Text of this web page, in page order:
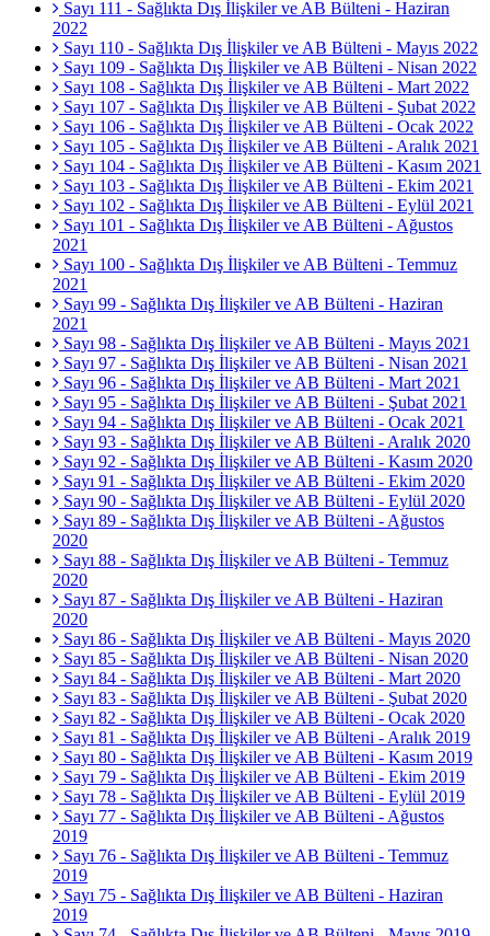
Sayı 111 - Sağlıkta Dış İlişkiler ve AB Bülteni - Haziran
2022
Sayı 110 - Sağlıkta Dış İlişkiler ve AB Bülteni - Mayıs 2022
Sayı 109 - Sağlıkta Dış İlişkiler ve AB Bülteni - Nisan 2022
Sayı 108 - Sağlıkta Dış İlişkiler ve AB Bülteni - Mart 2022
Sayı 107 - Sağlıkta Dış İlişkiler ve AB Bülteni - Şubat 2022
Sayı 106 - Sağlıkta Dış İlişkiler ve AB Bülteni - Ocak 2022
Sayı 105 - Sağlıkta Dış İlişkiler ve AB Bülteni - Aralık 2021
Sayı 104 - Sağlıkta Dış İlişkiler ve AB Bülteni - Kasım 2021
Sayı 103 - Sağlıkta Dış İlişkiler ve AB Bülteni - Ekim 2021
Sayı 102 - Sağlıkta Dış İlişkiler ve AB Bülteni - Eylül 2021
Sayı 101 - Sağlıkta Dış İlişkiler ve AB Bülteni - Ağustos
2021
Sayı 100 - Sağlıkta Dış İlişkiler ve AB Bülteni - Temmuz
2021
Sayı 99 - Sağlıkta Dış İlişkiler ve AB Bülteni - Haziran
2021
Sayı 98 - Sağlıkta Dış İlişkiler ve AB Bülteni - Mayıs 2021
Sayı 97 - Sağlıkta Dış İlişkiler ve AB Bülteni - Nisan 2021
Sayı 96 - Sağlıkta Dış İlişkiler ve AB Bülteni - Mart 2021
Sayı 95 - Sağlıkta Dış İlişkiler ve AB Bülteni - Şubat 2021
Sayı 94 - Sağlıkta Dış İlişkiler ve AB Bülteni - Ocak 2021
Sayı 93 - Sağlıkta Dış İlişkiler ve AB Bülteni - Aralık 2020
Sayı 92 - Sağlıkta Dış İlişkiler ve AB Bülteni - Kasım 2020
Sayı 91 - Sağlıkta Dış İlişkiler ve AB Bülteni - Ekim 2020
Sayı 90 - Sağlıkta Dış İlişkiler ve AB Bülteni - Eylül 2020
Sayı 89 - Sağlıkta Dış İlişkiler ve AB Bülteni - Ağustos
2020
Sayı 88 - Sağlıkta Dış İlişkiler ve AB Bülteni - Temmuz
2020
Sayı 87 - Sağlıkta Dış İlişkiler ve AB Bülteni - Haziran
2020
Sayı 86 - Sağlıkta Dış İlişkiler ve AB Bülteni - Mayıs 2020
Sayı 85 - Sağlıkta Dış İlişkiler ve AB Bülteni - Nisan 2020
Sayı 84 - Sağlıkta Dış İlişkiler ve AB Bülteni - Mart 2020
Sayı 83 - Sağlıkta Dış İlişkiler ve AB Bülteni - Şubat 2020
Sayı 82 - Sağlıkta Dış İlişkiler ve AB Bülteni - Ocak 2020
Sayı 81 - Sağlıkta Dış İlişkiler ve AB Bülteni - Aralık 2019
Sayı 80 - Sağlıkta Dış İlişkiler ve AB Bülteni - Kasım 2019
Sayı 79 - Sağlıkta Dış İlişkiler ve AB Bülteni - Ekim 2019
Sayı 78 - Sağlıkta Dış İlişkiler ve AB Bülteni - Eylül 2019
Sayı 77 - Sağlıkta Dış İlişkiler ve AB Bülteni - Ağustos
2019
Sayı 76 - Sağlıkta Dış İlişkiler ve AB Bülteni - Temmuz
2019
Sayı 75 - Sağlıkta Dış İlişkiler ve AB Bülteni - Haziran
2019